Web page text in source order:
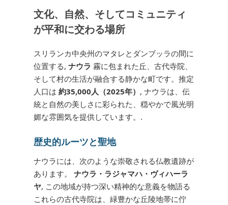
文化、自然、そしてコミュニティ
が平和に交わる場所
スリランカ中央州のマタレとダンブッラの間に
位置する, ナウラ 霧に包まれた丘、古代寺院、
そして村の生活が融合する静かな町です。推定
人口は 約35,000人（2025年） , ナウラは、伝
統と自然の美しさに彩られた、穏やかで風光明
媚な雰囲気を提供しています。.
歴史的ルーツと聖地
ナウラには、次のような崇敬される仏教遺跡が
あります。 ナウラ・ラジャマハ・ヴィハーラ
ヤ, この地域が持つ深い精神的な意義を物語る
これらの古代寺院は、緑豊かな丘陵地帯に佇